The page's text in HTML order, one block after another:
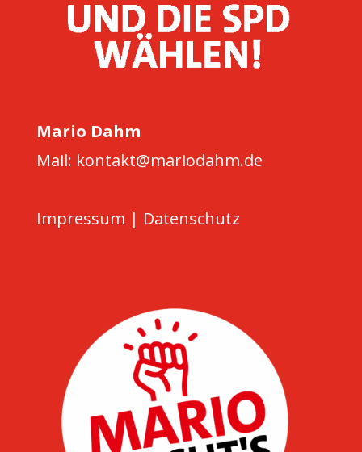
Mario Dahm
Mail: kontakt@mariodahm.de
Impressum | Datenschutz